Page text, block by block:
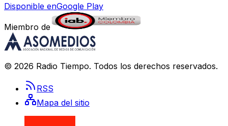
Disponible enGoogle Play
Miembro de
© 2026 Radio Tiempo. Todos los derechos reservados.
RSS
Mapa del sitio